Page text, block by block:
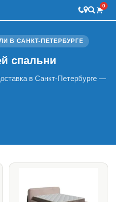
0
В САНКТ-ПЕТЕРБУРГЕ
спальни
в Санкт-Петербурге —